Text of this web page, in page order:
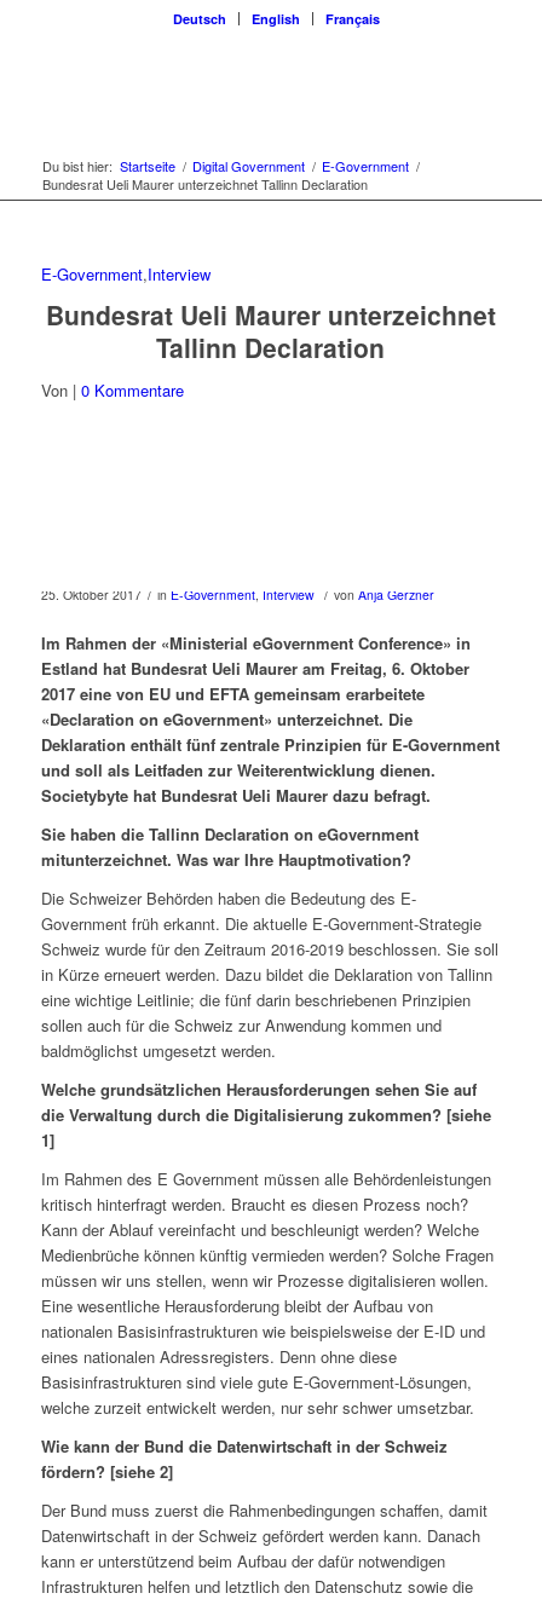
Deutsch English Français
Du bist hier: Startseite / Digital Government / E-Government /
Bundesrat Ueli Maurer unterzeichnet Tallinn Declaration
E-Government,Interview
Bundesrat Ueli Maurer unterzeichnet
Tallinn Declaration
Von | 0 Kommentare
25. Oktober 2017 / in E-Government, Interview / von Anja Gerzner
Im Rahmen der «Ministerial eGovernment Conference» in
Estland hat Bundesrat Ueli Maurer am Freitag, 6. Oktober
2017 eine von EU und EFTA gemeinsam erarbeitete
«Declaration on eGovernment» unterzeichnet. Die
Deklaration enthält fünf zentrale Prinzipien für E-Government
und soll als Leitfaden zur Weiterentwicklung dienen.
Societybyte hat Bundesrat Ueli Maurer dazu befragt.
Sie haben die Tallinn Declaration on eGovernment
mitunterzeichnet. Was war Ihre Hauptmotivation?
Die Schweizer Behörden haben die Bedeutung des E-
Government früh erkannt. Die aktuelle E-Government-Strategie
Schweiz wurde für den Zeitraum 2016-2019 beschlossen. Sie soll
in Kürze erneuert werden. Dazu bildet die Deklaration von Tallinn
eine wichtige Leitlinie; die fünf darin beschriebenen Prinzipien
sollen auch für die Schweiz zur Anwendung kommen und
baldmöglichst umgesetzt werden.
Welche grundsätzlichen Herausforderungen sehen Sie auf
die Verwaltung durch die Digitalisierung zukommen? [siehe
1]
Im Rahmen des E Government müssen alle Behördenleistungen
kritisch hinterfragt werden. Braucht es diesen Prozess noch?
Kann der Ablauf vereinfacht und beschleunigt werden? Welche
Medienbrüche können künftig vermieden werden? Solche Fragen
müssen wir uns stellen, wenn wir Prozesse digitalisieren wollen.
Eine wesentliche Herausforderung bleibt der Aufbau von
nationalen Basisinfrastrukturen wie beispielsweise der E-ID und
eines nationalen Adressregisters. Denn ohne diese
Basisinfrastrukturen sind viele gute E-Government-Lösungen,
welche zurzeit entwickelt werden, nur sehr schwer umsetzbar.
Wie kann der Bund die Datenwirtschaft in der Schweiz
fördern? [siehe 2]
Der Bund muss zuerst die Rahmenbedingungen schaffen, damit
Datenwirtschaft in der Schweiz gefördert werden kann. Danach
kann er unterstützend beim Aufbau der dafür notwendigen
Infrastrukturen helfen und letztlich den Datenschutz sowie die